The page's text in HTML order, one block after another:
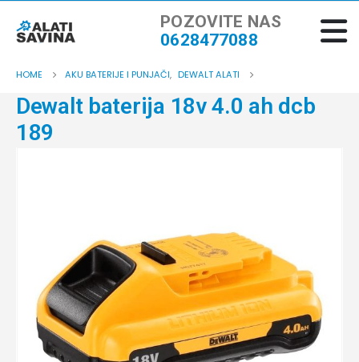
POZOVITE NAS
0628477088
HOME AKU BATERIJE I PUNJAČI, DEWALT ALATI
Dewalt baterija 18v 4.0 ah dcb
189